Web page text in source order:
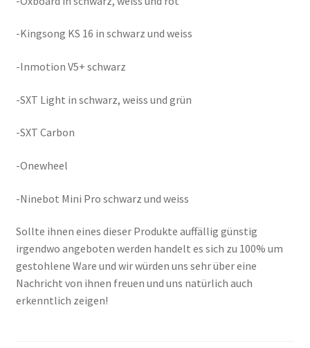
-Kingsong KS 16 in schwarz und weiss
-Inmotion V5+ schwarz
-SXT Light in schwarz, weiss und grün
-SXT Carbon
-Onewheel
-Ninebot Mini Pro schwarz und weiss
Sollte ihnen eines dieser Produkte auffällig günstig
irgendwo angeboten werden handelt es sich zu 100% um
gestohlene Ware und wir würden uns sehr über eine
Nachricht von ihnen freuen und uns natürlich auch
erkenntlich zeigen!